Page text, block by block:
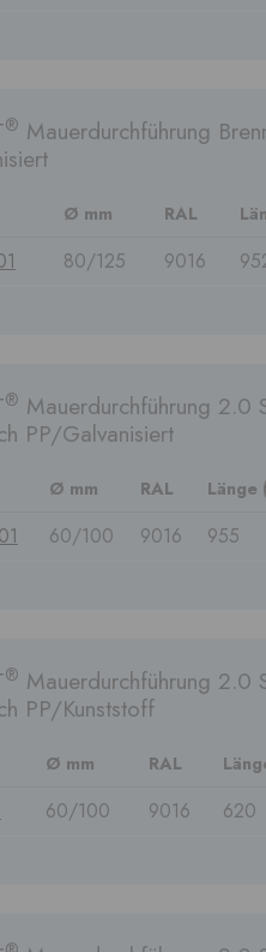
® Mauerdurchführung
Ø mm RAL
80/125 9016
® Mauerdurchführung 2.0
PP/Galvanisiert
Ø mm RAL Länge
60/100 9016 955
® Mauerdurchführung 2.0
PP/Kunststoff
Ø mm RAL
60/100 9016 620